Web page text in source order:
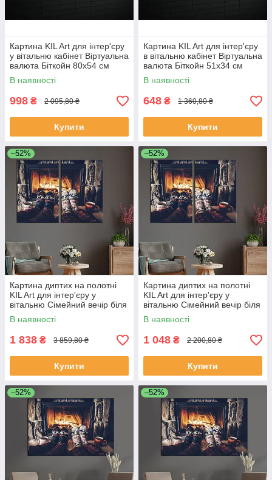
Картина KIL Art для інтер'єру
у вітальню кабінет Віртуальна
валюта Біткойн 80x54 см
(633)
В наявності
998 ₴ 2 095,80 ₴
Купити
Картина KIL Art для інтер'єру
в вітальню кабінет Віртуальна
валюта Біткойн 51x34 см
(633)
В наявності
648 ₴ 1 360,80 ₴
Купити
–52%
Картина диптих на полотні
KIL Art для інтер'єру у
вітальню Сімейний вечір біля
каміна 111x81 см (522-2)
В наявності
1 838 ₴ 3 859,80 ₴
Купити
–52%
Картина диптих на полотні
KIL Art для інтер'єру у
вітальню Сімейний вечір біля
каміна 71x51 см (522-2)
В наявності
1 048 ₴ 2 200,80 ₴
Купити
–52% –52%